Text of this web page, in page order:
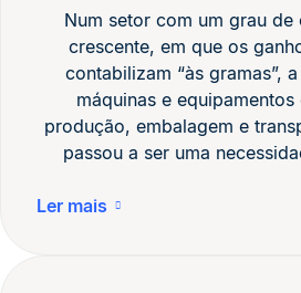
Num setor com um grau
crescente, em que os
contabilizam “às gramas”,
máquinas e
produção, embalagem e
passou a ser uma
Ler mais